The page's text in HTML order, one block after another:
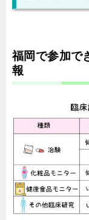
福岡で参加で
報